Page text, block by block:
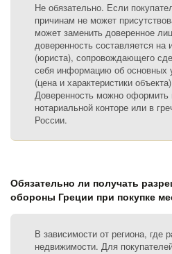
Не обязательно. Если
причинам не может
может заменить доверенное
доверенность составляется на
(юриста), сопровождающего
себя информацию об основных
(цена и характеристики
Доверенность можно оформить
нотариальной конторе или в
России.
Обязательно ли получать
обороны Греции при покупке
В зависимости от региона, где
недвижимости. Для